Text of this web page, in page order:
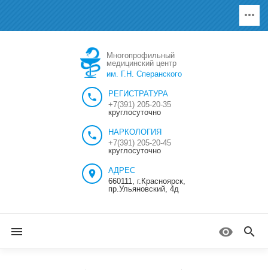
Многопрофильный
медицинский центр
им. Г.Н. Сперанского
РЕГИСТРАТУРА
+7(391) 205-20-35
круглосуточно
НАРКОЛОГИЯ
+7(391) 205-20-45
круглосуточно
АДРЕС
660111, г.Красноярск,
пр.Ульяновский, 4д